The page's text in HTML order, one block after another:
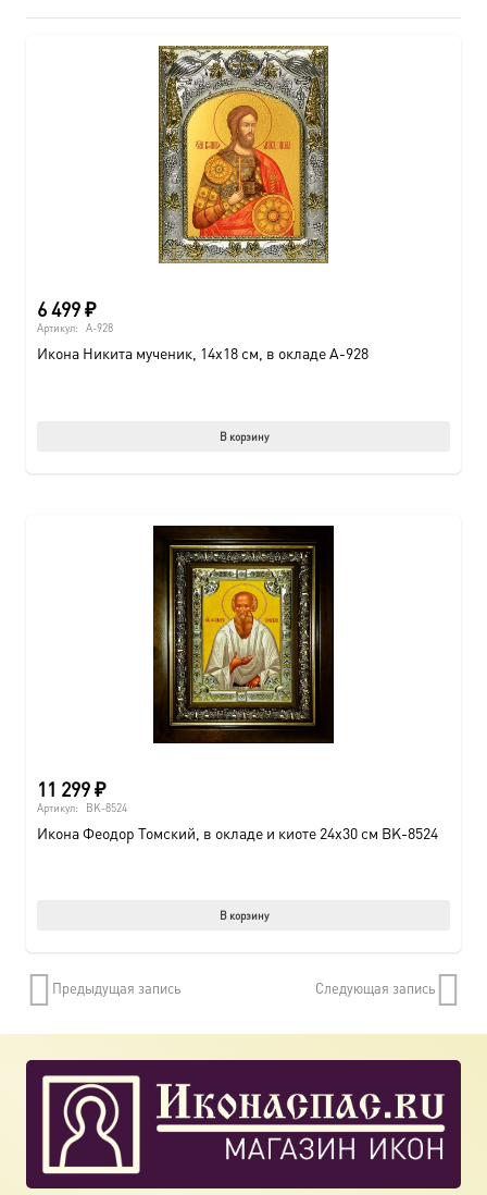
6 499₽
Артикул: A-928
Икона Никита мученик, 14х18 см, в окладе A-928
В корзину
11 299₽
Артикул: BK-8524
Икона Феодор Томский, в окладе и киоте 24х30 см BK-8524
В корзину
Предыдущая запись Следующая запись